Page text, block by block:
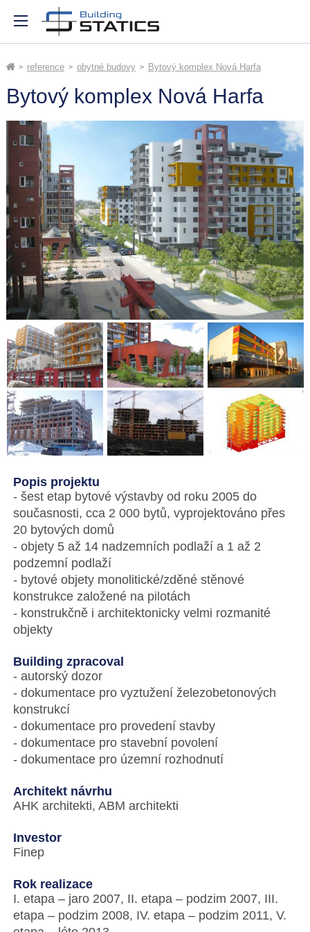
reference obytné budovy Bytový komplex Nová Harfa
Bytový komplex Nová Harfa
Popis projektu
- šest etap bytové výstavby od roku 2005 do
současnosti, cca 2 000 bytů, vyprojektováno přes
20 bytových domů
- objety 5 až 14 nadzemních podlaží a 1 až 2
podzemní podlaží
- bytové objety monolitické/zděné stěnové
konstrukce založené na pilotách
- konstrukčně i architektonicky velmi rozmanité
objekty
Building zpracoval
- autorský dozor
- dokumentace pro vyztužení železobetonových
konstrukcí
- dokumentace pro provedení stavby
- dokumentace pro stavební povolení
- dokumentace pro územní rozhodnutí
Architekt návrhu
AHK architekti, ABM architekti
Investor
Finep
Rok realizace
I. etapa – jaro 2007, II. etapa – podzim 2007, III.
etapa – podzim 2008, IV. etapa – podzim 2011, V.